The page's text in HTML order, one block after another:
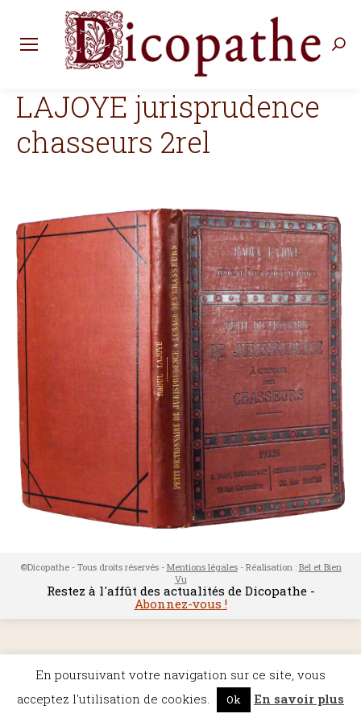
LAJOYE jurisprudence
chasseurs 2rel
©Dicopathe - Tous droits réservés - Mentions légales- Réalisation : Bel et Bien
Vu
Restez à l'affût des actualités de Dicopathe -
Abonnez-vous !
En poursuivant votre navigation sur ce site, vous
acceptez l'utilisation de cookies.
Ok En savoir plus